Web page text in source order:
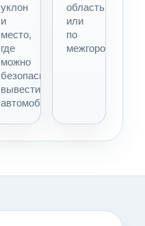
уклон
и
место,
где
можно
безопасно
вывести
автомобиль.
область
или
по
межгороду.